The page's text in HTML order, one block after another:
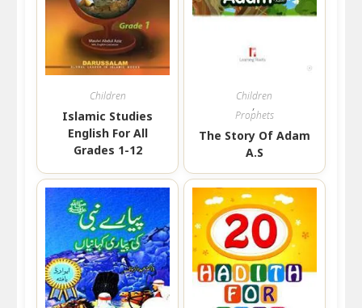
Children
Islamic Studies
English For All
Grades 1-12
Children
,
Prophets
The Story Of Adam
A.S